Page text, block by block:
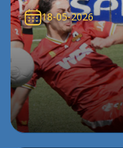
18-05-2026